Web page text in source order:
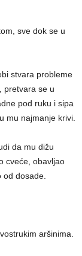
sve dok se u
stvara probleme
pretvara se u
pod ruku i sipa
mu najmanje krivi.
da mu dižu
cveće, obavljao
dosade.
aršinima.